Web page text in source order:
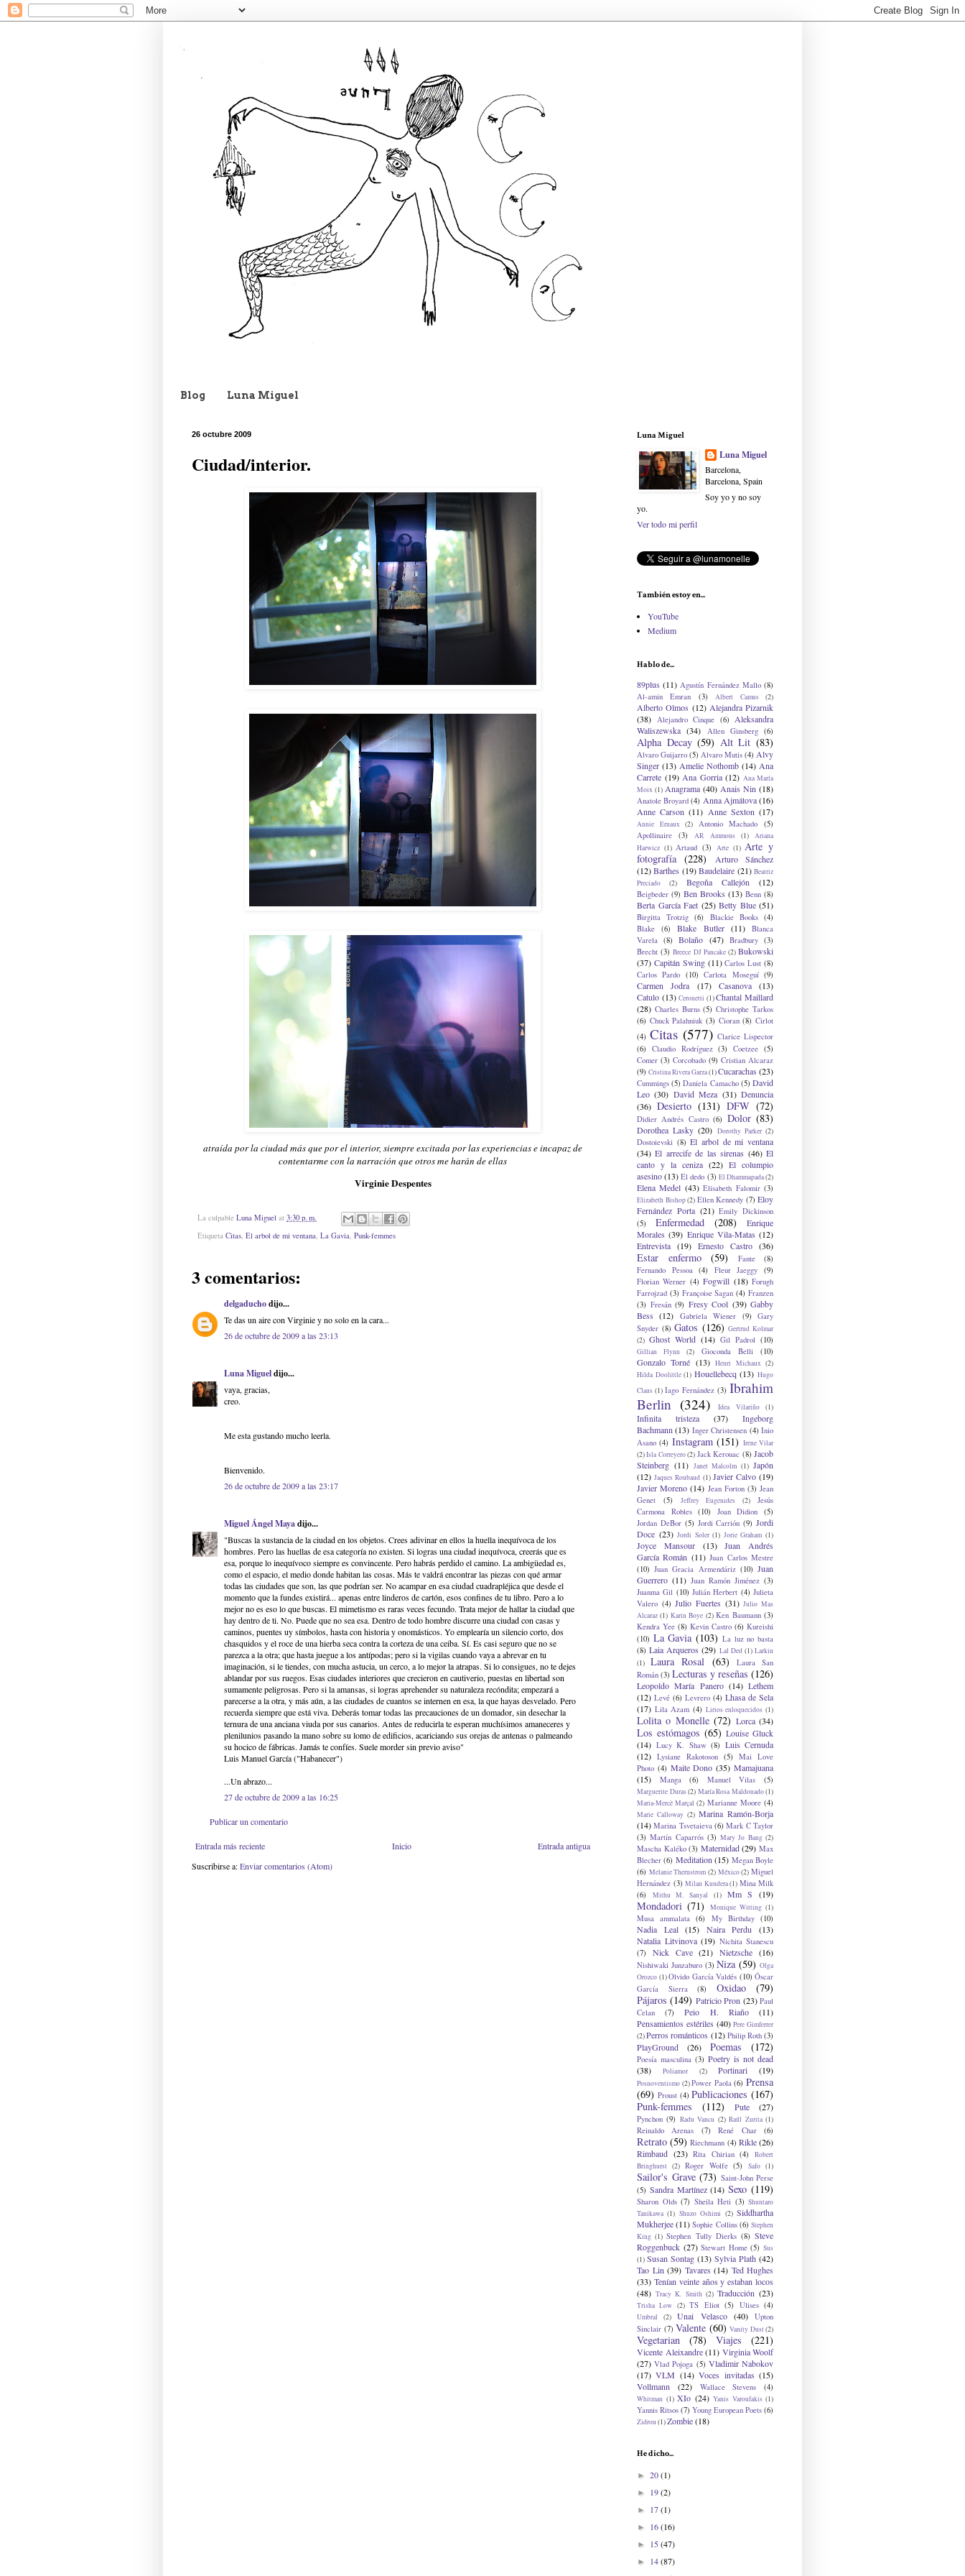
Blog Luna Miguel
26 octubre 2009
Ciudad/interior.
atraída por la ciudad más que por el interior, siempre excitada por las experiencias e incapaz de
contentarme con la narración que otros me harán de ellas
Virginie Despentes
La culpable Luna Miguel at 3:30 p. m.
Etiqueta Citas El arbol de mi ventana La Gavia Punk-femmes
3 comentarios:
delgaduchodijo...
Te das un aire con Virginie y no solo en la cara...
26 de octubre de 2009 a las 23:13
Luna Migueldijo...
vaya, gracias,
creo.
Me esta gustando mucho leerla.
Bienvenido.
26 de octubre de 2009 a las 23:17
Miguel Ángel Mayadijo...
"Buscas la sustancia de la ciudad en los objetos. Crees adivinar en ellos la huella inequívoca de los
hombres. Pero las huellas de esa categoría no existen. Si logras una ciudad inequívoca, creerás que es
esa, porque lo inequívoco siempre es convincente. Pero habrás perdido el camino. La ambigüedad es,
como el espacio, el medio donde habitan las cosas. Más te valdrá encontrar las piezas con qué armar
todas las ciudades que son, las que podrían ser. No acampar en esa ciudad cuadrapléjica que desde el
momento que la fundes existirá... apenas entre linderos de cartón, esos confines de tu libro. Pero a lo
mejor no es eso lo que buscas. El mimetismo es raras veces fecundo. Trata mejor de hallar la ciudad que
hay dentro de ti. No. Puede que no sea esa. Dentro de todo hombre discurre una ciudad con casas y
caminos, puentes uy símbolos, hasta con historia y onomásticos. Yo emplearía un silencio corto, dos
chasquidos y el roce de una hierba seca contra la corteza de una ceiba. Sí. Es casi seguro que no se
parezca a la otra; que hasta juegue a los antípodas; pero si la vigilas cuando vaya a abrevar en tu
imaginación, si le tiendes, con mucha astucia, un cerco, a lo mejor la atrapas. Si lo consigues, no te dejes
ablandar por sus ruegos. Esas ciudades interiores que crecieron en cautiverio, puestas en libertad son
sumamente peligrosas. Pero si la amansas, si logras aprehender su naturaleza recóndita; empezará a
parecerse a la otra, y más aún, a las ciudades de cuantos se internen en esa, la que hayas desvelado. Pero
recuerda siempre que está viva. Deberás tomar todas las precauciones de un domador, sin desechar la
ternura de una anciana viuda por sus canarios. Antes de reducirla te esperan muchísimos amaneceres y
plenilunios pasando la mano sobre su lomo de edificios, acariciando sus orejas de antenas o palmeando
su hocico de fábricas. Jamás te confíes. Suele morder sin previo aviso"
Luis Manuel García ("Habanecer")
...Un abrazo...
27 de octubre de 2009 a las 16:25
Publicar un comentario
Entrada más reciente Entrada antigua
Inicio
Suscribirse a:Enviar comentarios (Atom)
Luna Miguel
Luna Miguel
Barcelona,
Barcelona, Spain
Soy yo y no soy
yo.
Ver todo mi perfil
También estoy en...
YouTube
Medium
Hablo de...
89plus (11) Agustín Fernández Mallo (8)
Al-amin Emran
(3) Albert Camus (2)
Alberto Olmos (12) Alejandra Pizarnik
(38)
Alejandro Cinque (6)
Aleksandra
Waliszewska (34) Allen Ginsberg (6)
Alpha Decay (59) Alt Lit (83)
Alvaro Guijarro (5) Alvaro Mutis (4) Alvy
Singer (13) Amelie Nothomb (14) Ana
Carrete (19) Ana Gorria (12) Ana María
Moix (1) Anagrama (40) Anais Nin (18)
Anatole Broyard (4) Anna Ajmátova (16)
Anne Carson (11) Anne Sexton (17)
Annie Ernaux (2) Antonio Machado
(5)
Apollinaire
(3) AR Ammons (1)
Ariana
Harwicz (1) Artaud (3) Arte (1) Arte y
fotografía (228)
Arturo Sánchez
(12) Barthes (19) Baudelaire (21) Beatriz
Preciado
(2) Begoña Callejón (12)
Beigbeder (9) Ben Brooks (13) Benn (8)
Berta García Faet (25) Betty Blue (51)
Birgitta Trotzig (6) Blackie Books (4)
Blake
(6) Blake Butler (11)
Blanca
Varela
(8) Bolaño (47) Bradbury (3)
Brecht (3) Breece DJ Pancake (2) Bukowski
(37) Capitán Swing (11) Carlos Lust (8)
Carlos Pardo (10) Carlota Moseguí (9)
Carmen Jodra (17) Casanova
(13)
Catulo (13) Ceronetti (1) Chantal Maillard
(28) Charles Burns (5) Christophe Tarkos
(6) Chuck Palahniuk (3) Cioran (8) Cirlot
(4) Citas (577) Clarice Lispector
(6)
Claudio Rodríguez (3) Coetzee (5)
Comer (3) Corcobado (9) Cristian Alcaraz
(9) Cristina Rivera Garza(1)Cucarachas (23)
Cummings (5) Daniela Camacho (5) David
Leo (30) David Meza (31) Denuncia
(36) Desierto (131) DFW (72)
Didier Andrés Castro (6) Dolor (83)
Dorothea Lasky (20) Dorothy Parker (2)
Dostoievski (8) El arbol de mi ventana
(34) El arrecife de las sirenas (46) El
canto y la ceniza (22) El columpio
asesino(13) El dedo (3) El Dhammapada(2)
Elena Medel (43) Elisabeth Falomir (3)
Elizabeth Bishop(2) Ellen Kennedy (7) Eloy
Fernández Porta (21) Emily Dickinson
(5)
Enfermedad (208)
Enrique
Morales (39) Enrique Vila-Matas (12)
Entrevista (19) Ernesto Castro (36)
Estar enfermo (59) Fante
(8)
Fernando Pessoa
(4) Fleur Jaeggy
(9)
Florian Werner (4) Fogwill (18) Forugh
Farrojzad (3) Françoise Sagan (4) Franzen
(3) Fresán (9) Fresy Cool (39) Gabby
Bess (12) Gabriela Wiener (9)
Gary
Snyder (8) Gatos (126) Gertrud Kolmar
(2) Ghost World (14) Gil Padrol (10)
Gillian Flynn (2) Gioconda Belli (10)
Gonzalo Torné (13) Henri Michaux (2)
Hilda Doolittle (1) Houellebecq (13) Hugo
Claus (1) Iago Fernández (3) Ibrahim
Berlin (324) Idea Vilariño (1)
Infinita tristeza (37)
Ingeborg
Bachmann (13) Inger Christensen (4) Inio
Asano (4) Instagram (151) Irene Vilar
(2)Isla Correyero(2) Jack Kerouac (8) Jacob
Steinberg (11) Janet Malcolm (1) Japón
(12) Jaques Roubaud (1) Javier Calvo (19)
Javier Moreno (14) Jean Forton (3) Jean
Genet
(5) Jeffrey Eugenides (2)
Jesús
Carmona Robles
(10) Joan Didion
(5)
Jordan DeBor (5) Jordi Carrión (9) Jordi
Doce (23) Jordi Soler (1) Jorie Graham (1)
Joyce Mansour (13)
Juan Andrés
García Román (11) Juan Carlos Mestre
(10) Juan Gracia Armendáriz (10) Juan
Guerrero (11) Juan Ramón Jiménez (3)
Juanma Gil (10) Julián Herbert (4) Julieta
Valero (4) Julio Fuertes (31) Julio Mas
Alcaraz (1) Karin Boye (2) Ken Baumann (3)
Kendra Yee (8) Kevin Castro (6) Kureishi
(10) La Gavia (103) La luz no basta
(8) Laia Arqueros (29) Lal Ded (1) Larkin
(1)
Laura Rosal (63)
Laura San
Román (3) Lecturas y reseñas (126)
Leopoldo María Panero (14) Lethem
(12) Levé (6) Levrero (4) Lhasa de Sela
(17) Lila Azam (4) Lirios enloquecidos (1)
Lolita o Monelle (72) Lorca (34)
Los estómagos (65) Louise Gluck
(14) Lucy K. Shaw (8) Luis Cernuda
(12) Lysiane Rakotoson (5)
Mai Love
Photo (4) Maite Dono (35) Mamajuana
(15)
Manga (6) Manuel Vilas (5)
Marguerite Duras(2) María Rosa Maldonado(1)
Maria-Mercè Marçal (2) Marianne Moore (4)
Marie Calloway (2) Marina Ramón-Borja
(14) Marina Tsvetaieva (6) Mark C Taylor
(3) Martín Caparrós (3) Mary Jo Bang (2)
Mascha Kaléko (3) Maternidad (29) Max
Blecher (6) Meditation (15) Megan Boyle
(6) Melanie Thernstrom (2) México (2) Miguel
Hernández (3) Milan Kundera(1) Mina Milk
(6)
Mithu M. Sanyal (1) Mm S (19)
Mondadori (71) Monique Witting (1)
Musa ammalata (6) My Birthday (10)
Nadia Leal (15) Naira Perdu
(13)
Natalia Litvinova (19) Nichita Stanescu
(7)
Nick Cave (21) Nietzsche (16)
Nishiwaki Junzaburo (3) Niza (59) Olga
Orozco (1)Olvido García Valdés (10) Óscar
García Sierra
(8) Oxidao
(79)
Pájaros (149) Patricio Pron (23) Paul
Celan
(7) Peio H. Riaño
(11)
Pensamientos estériles (40) Pere Gimferrer
(2)Perros románticos (12) Philip Roth (3)
PlayGround (26) Poemas (172)
Poesía masculina (3) Poetry is not dead
(38)
Poliamor (2) Portinari (19)
Posnoventismo (2) Power Paola (6) Prensa
(69) Proust (4) Publicaciones (167)
Punk-femmes
(112) Pute (27)
Pynchon (9) Radu Vancu (2) Raúl Zurita (1)
Reinaldo Arenas (7) René Char (6)
Retrato (59) Riechmann (4) Rikle (26)
Rimbaud (23) Rita Chirian (4)
Robert
Bringhurst (2) Roger Wolfe (5) Safo (1)
Sailor's Grave (73) Saint-John Perse
(5) Sandra Martínez (14) Sexo (119)
Sharon Olds (7) Sheila Heti (3) Shuntaro
Tanikawa (1) Shuzo Oshimi (2) Siddhartha
Mukherjee (11) Sophie Collins (6) Stephen
King (1) Stephen Tully Dierks (8) Steve
Roggenbuck (27) Stewart Home (5) Sus
(1) Susan Sontag (13) Sylvia Plath (42)
Tao Lin (39) Tavares (14) Ted Hughes
(33) Tenían veinte años y estaban locos
(48) Tracy K. Smith (2) Traducción (23)
Trisha Low (2) TS Eliot (5) Ulises (4)
Umbral (2) Unai Velasco (40)
Upton
Sinclair (7) Valente (60) Vanity Dust(2)
Vegetarian (78) Viajes (221)
Vicente Aleixandre (11) Virginia Woolf
(27) Vlad Pojoga (5) Vladimir Nabokov
(17) VLM (14) Voces invitadas (15)
Vollmann
(22) Wallace Stevens (4)
Whitman (1) XIo (24) Yanis Varoufakis (1)
Yannis Ritsos (7) Young European Poets (6)
Zidrou(1)Zombie(18)
He dicho...
► 20(1)
► 19(2)
► 17(1)
► 16(16)
► 15(47)
► 14(87)